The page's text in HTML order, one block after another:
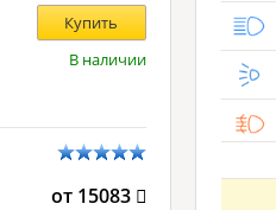
Купить
В наличии
от 15083